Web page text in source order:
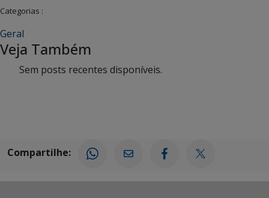
Categorias :
Geral
Veja Também
Sem posts recentes disponíveis.
Compartilhe: